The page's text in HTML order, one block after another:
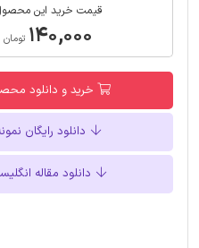
قیمت خرید این
۱۴۰,۰۰۰ تومان
خرید و دانلود
دانلود رایگان
دانلود مقاله